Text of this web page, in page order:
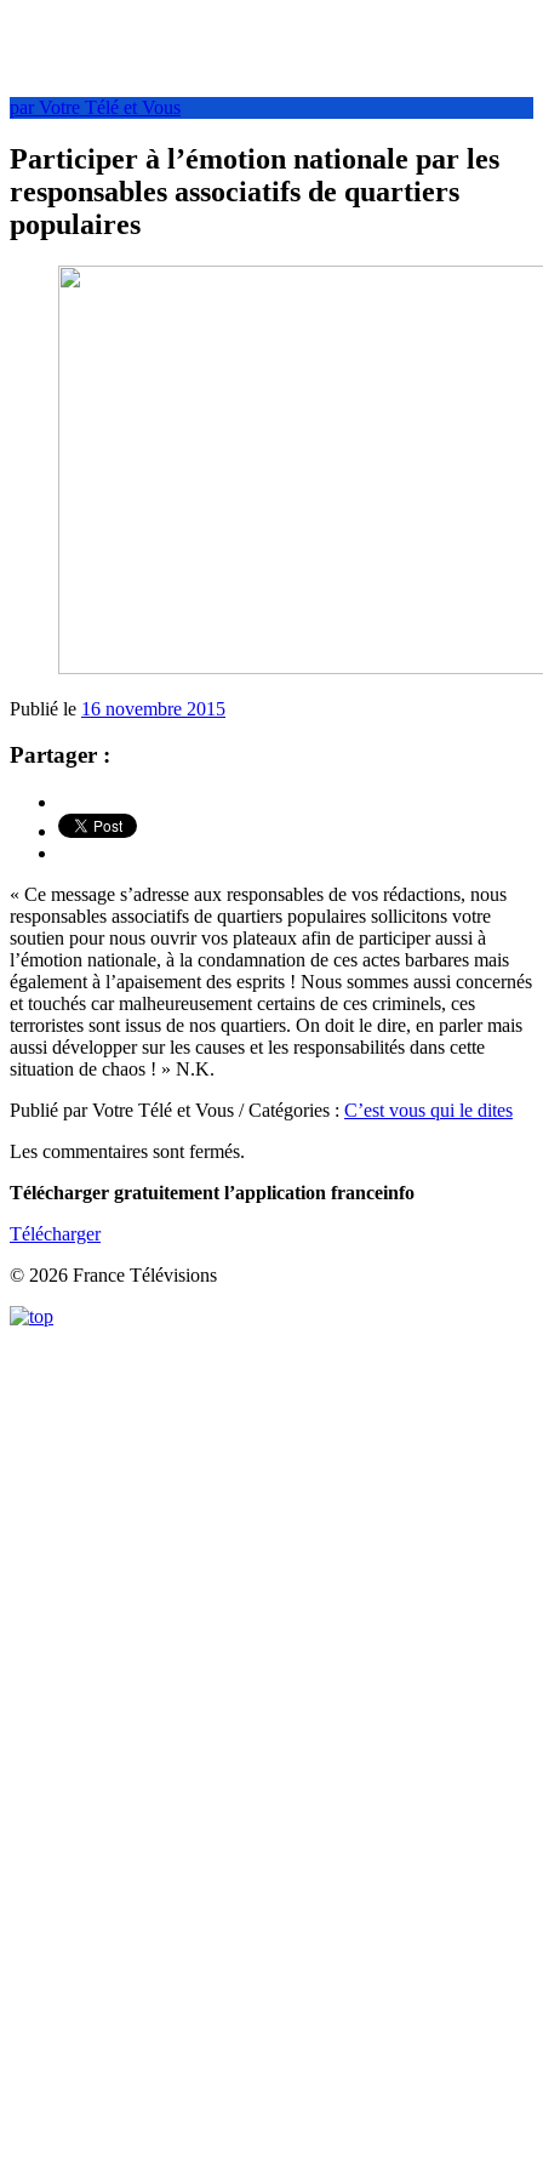
par Votre Télé et Vous
Participer à l’émotion nationale par les
responsables associatifs de quartiers
populaires
Publié le 16 novembre 2015
Partager :
« Ce message s’adresse aux responsables de vos rédactions, nous
responsables associatifs de quartiers populaires sollicitons votre
soutien pour nous ouvrir vos plateaux afin de participer aussi à
l’émotion nationale, à la condamnation de ces actes barbares mais
également à l’apaisement des esprits ! Nous sommes aussi concernés
et touchés car malheureusement certains de ces criminels, ces
terroristes sont issus de nos quartiers. On doit le dire, en parler mais
aussi développer sur les causes et les responsabilités dans cette
situation de chaos ! » N.K.
Publié par Votre Télé et Vous / Catégories : C’est vous qui le dites
Les commentaires sont fermés.
Télécharger gratuitement l’application franceinfo
Télécharger
© 2026 France Télévisions